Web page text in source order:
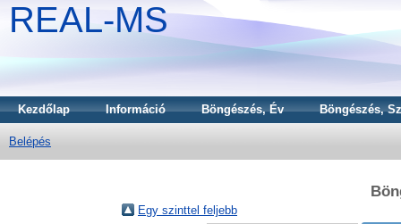
REAL-MS
Kezdőlap Információ Böngészés, Év Böngészés,
Belépés
Egy szinttel feljebb